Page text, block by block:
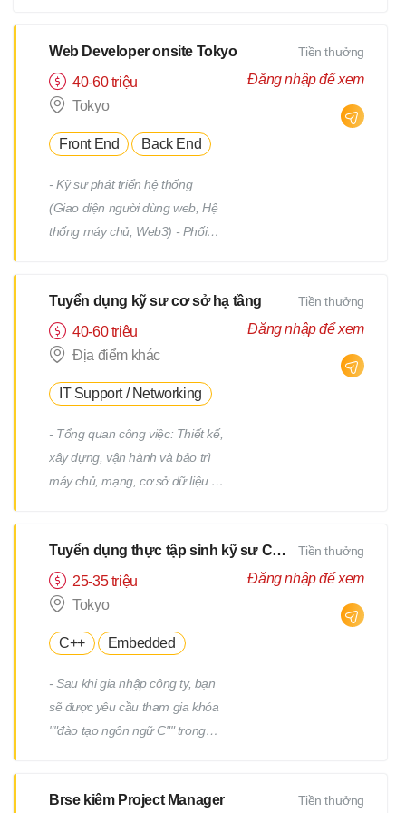
triển Quản lý: Chất lượng
(Quality) Tiến độ (Progress)
Thời hạn (Deadline)
Web Developer onsite Tokyo
40-60 triệu
Tokyo
Front End Back End
- Kỹ sư phát triển hệ thống
(Giao diện người dùng web, Hệ
thống máy chủ, Web3) - Phối
chính hoặc từng địa điểm dự án
(trong phạm vi 23 quận của
Tokyo) *Việc chuyển giao dự án
Tiền thưởng
Đăng nhập để xem
Tuyển dụng kỹ sư cơ sở hạ tầng
40-60 triệu
Địa điểm khác
IT Support / Networking
- Tổng quan công việc: Thiết kế,
xây dựng, vận hành và bảo trì
máy chủ, mạng, cơ sở dữ liệu /
cả các giai đoạn trên và dưới
của quy trình. Chúng tôi sẽ giao
cho bạn các công việc phù hợp
bạn. - Ví dụ về công việc: Thiết
Windows/Linux Tái cấu trúc hạ
tầng liên quan đến việc thay thế
hệ điều hành hoặc phần mềm
Tiền thưởng
Đăng nhập để xem
Tuyển dụng thực tập sinh kỹ sư CNTT
25-35 triệu
Tokyo
C++ Embedded
- Sau khi gia nhập công ty, bạn
sẽ được yêu cầu tham gia khóa
""đào tạo ngôn ngữ C"" trong
yêu cầu tham gia thêm một
Tiền thưởng
Đăng nhập để xem
Brse kiêm Project Manager
Tiền thưởng